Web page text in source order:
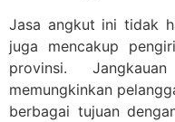
Jasa angkut ini tidak
juga mencakup
provinsi.
memungkinkan
berbagai tujuan